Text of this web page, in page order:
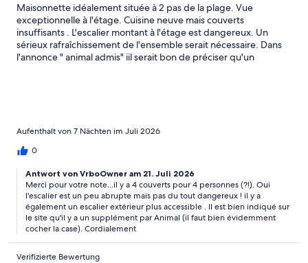
Maisonnette idéalement située à 2 pas de la plage. Vue
exceptionnelle à l'étage. Cuisine neuve mais couverts
insuffisants . L'escalier montant à l'étage est dangereux. Un
sérieux rafraîchissement de l'ensemble serait nécessaire. Dans
l'annonce " animal admis" iil serait bon de préciser qu'un
Aufenthalt von 7 Nächten im Juli 2026
0
Antwort von VrboOwner am 21. Juli 2026
Merci pour votre note...il y a 4 couverts pour 4 personnes (?!). Oui
l'escalier est un peu abrupte mais pas du tout dangereux ! il y a
également un escalier extérieur plus accessible . Il est bien indiqué sur
le site qu'il y a un supplément par Animal (il faut bien évidemment
cocher la case). Cordialement
Verifizierte Bewertung